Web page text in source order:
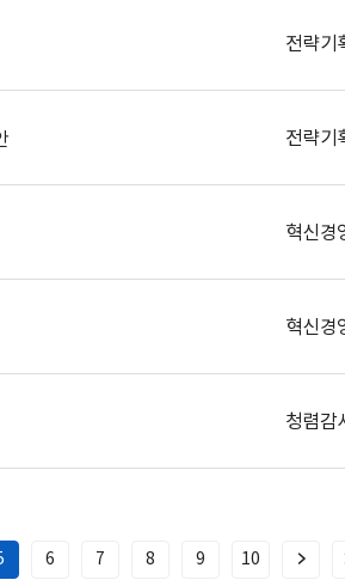
전략기
전략기
혁신경
혁신경
청렴감
6 7 8 9 10
다